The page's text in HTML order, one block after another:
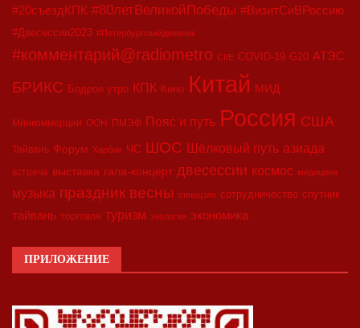
#20съездКПК #80летВеликойПобеды #ВизитСиВРоссию
#Двесессии2023 #Петербургскийдневник
#комментарий@radiometro CIIE COVID-19 G20 АТЭС
БРИКС Бодрое утро КПК Кино Китай МИД
Минкоммерции ООН ПМЭФ Пояс и путь Россия США
Тайвань Форум Харбин ЧС ШОС Шёлковый путь азиада
встреча выставка гала-концерт двесессии космос медицина
музыка праздник весны синьцзян сотрудничество спутник
тайвань торговля туризм экология экономика
ПРИЛОЖЕНИЕ